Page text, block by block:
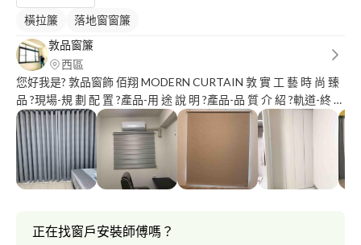
橫拉簾
落地窗窗簾
敦品窗簾
西區
您好我是? 敦品窗飾 佰翔 MODERN CURTAIN 敦 實 工 藝 時 尚 臻
品 ?現場-規 劃 配 置 ?產品-用 途 說 明 ?產品-品 質 介 紹 ?軌道-終 身
保 固 ?品質-售 後 服 務 ?服務-沒 有 距 離 ?用心-專 業 首 選
正在找窗戶安裝師傅嗎？